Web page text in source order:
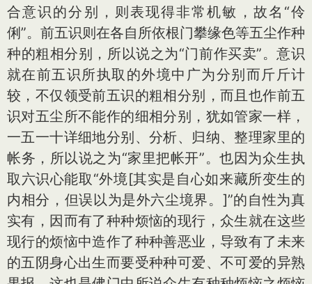
合意识的分别，则表现得非常机敏，故名“伶
俐”。前五识则在各自所依根门攀缘色等五尘作种
种的粗相分别，所以说之为“门前作买卖”。意识
就在前五识所执取的外境中广为分别而斤斤计
较，不仅领受前五识的粗相分别，而且也作前五
识对五尘所不能作的细相分别，犹如管家一样，
一五一十详细地分别、分析、归纳、整理家里的
帐务，所以说之为“家里把帐开”。也因为众生执
取六识心能取“外境[其实是自心如来藏所变生的
内相分，但误以为是外六尘境界。]”的自性为真
实有，因而有了种种烦恼的现行，众生就在这些
现行的烦恼中造作了种种善恶业，导致有了未来
的五阴身心出生而要受种种可爱、不可爱的异熟